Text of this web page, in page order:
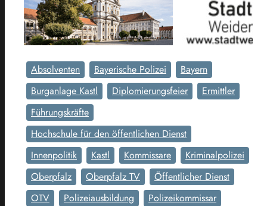
Absolventen Bayerische Polizei
Bayern
Burganlage Kastl
Diplomierungsfeier
Ermittler
Führungskräfte
Hochschule für den öffentlichen Dienst
Innenpolitik
Kastl Kommissare
Kriminalpolizei
Oberpfalz
Oberpfalz TV
Öffentlicher Dienst
OTV
Polizeiausbildung
Polizeikommissar